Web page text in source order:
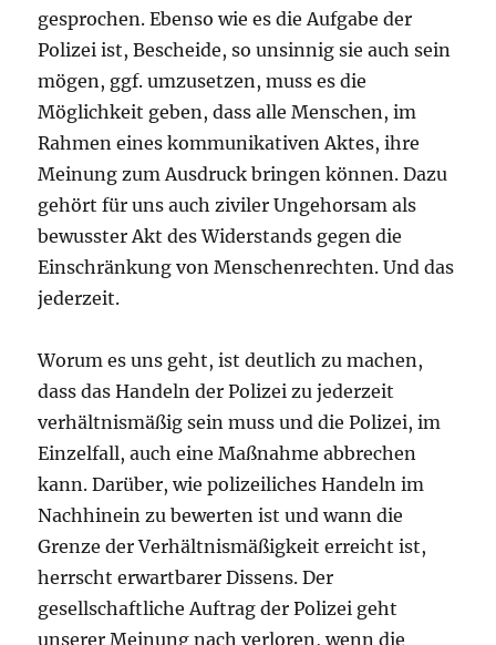
gesprochen. Ebenso wie es die Aufgabe der
Polizei ist, Bescheide, so unsinnig sie auch sein
mögen, ggf. umzusetzen, muss es die
Möglichkeit geben, dass alle Menschen, im
Rahmen eines kommunikativen Aktes, ihre
Meinung zum Ausdruck bringen können. Dazu
gehört für uns auch ziviler Ungehorsam als
bewusster Akt des Widerstands gegen die
Einschränkung von Menschenrechten. Und das
jederzeit.
Worum es uns geht, ist deutlich zu machen,
dass das Handeln der Polizei zu jederzeit
verhältnismäßig sein muss und die Polizei, im
Einzelfall, auch eine Maßnahme abbrechen
kann. Darüber, wie polizeiliches Handeln im
Nachhinein zu bewerten ist und wann die
Grenze der Verhältnismäßigkeit erreicht ist,
herrscht erwartbarer Dissens. Der
gesellschaftliche Auftrag der Polizei geht
unserer Meinung nach verloren, wenn die